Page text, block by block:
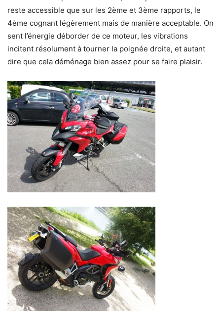
reste accessible que sur les 2ème et 3ème rapports, le
4ème cognant légèrement mais de manière acceptable. On
sent l’énergie déborder de ce moteur, les vibrations
incitent résolument à tourner la poignée droite, et autant
dire que cela déménage bien assez pour se faire plaisir.